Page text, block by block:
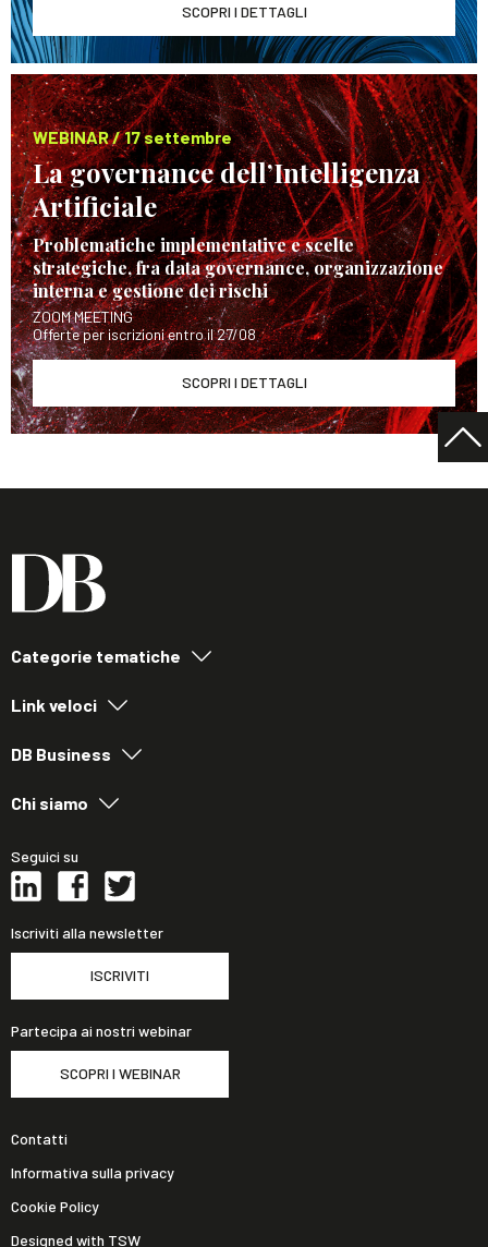
SCOPRI I DETTAGLI
WEBINAR / 17 settembre
La governance dell’Intelligenza
Artificiale
Problematiche implementative e scelte
strategiche, fra data governance, organizzazione
interna e gestione dei rischi
ZOOM MEETING
Offerte per iscrizioni entro il 27/08
SCOPRI I DETTAGLI
Categorie tematiche
Link veloci
DB Business
Chi siamo
Seguici su
Iscriviti alla newsletter
ISCRIVITI
Partecipa ai nostri webinar
SCOPRI I WEBINAR
Contatti
Informativa sulla privacy
Cookie Policy
Designed with TSW